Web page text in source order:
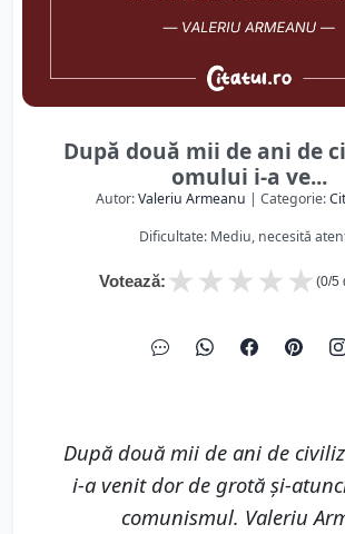
După două mii de ani de
omului i-a ve...
Autor:Valeriu Armeanu | Categorie:
Dificultate: Mediu, necesită
Votează: ★
★
★
★
★ (0/5
După două mii de ani de
i-a venit dor de grotă şi-
comunismul. Valeriu